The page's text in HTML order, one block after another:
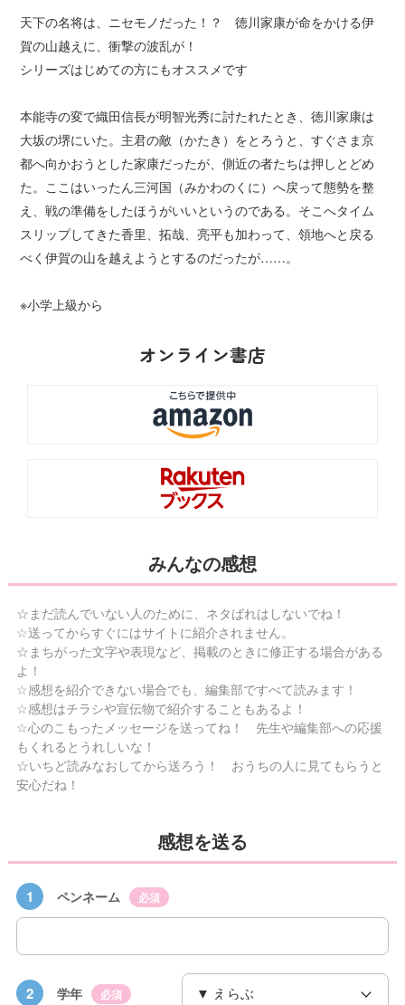
天下の名将は、ニセモノだった！？ 徳川家康が命をかける伊
賀の山越えに、衝撃の波乱が！
シリーズはじめての方にもオススメです
本能寺の変で織田信長が明智光秀に討たれたとき、徳川家康は
大坂の堺にいた。主君の敵（かたき）をとろうと、すぐさま京
都へ向かおうとした家康だったが、側近の者たちは押しとどめ
た。ここはいったん三河国（みかわのくに）へ戻って態勢を整
え、戦の準備をしたほうがいいというのである。そこへタイム
スリップしてきた香里、拓哉、亮平も加わって、領地へと戻る
べく伊賀の山を越えようとするのだったが……。
※小学上級から
オンライン書店
みんなの感想
☆まだ読んでいない人のために、ネタばれはしないでね！
☆送ってからすぐにはサイトに紹介されません。
☆まちがった文字や表現など、掲載のときに修正する場合がある
よ！
☆感想を紹介できない場合でも、編集部ですべて読みます！
☆感想はチラシや宣伝物で紹介することもあるよ！
☆心のこもったメッセージを送ってね！ 先生や編集部への応援
もくれるとうれしいな！
☆いちど読みなおしてから送ろう！ おうちの人に見てもらうと
安心だね！
感想を送る
1 ペンネーム 必須
2 学年 必須